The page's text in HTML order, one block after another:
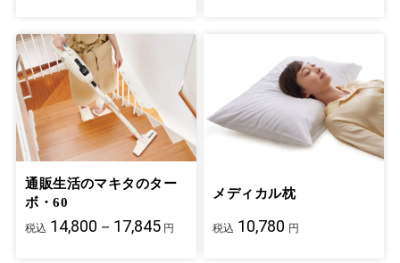
通販生活のマキタのター
ボ・60
税込 14,800－17,845 円
メディカル枕
税込 10,780 円